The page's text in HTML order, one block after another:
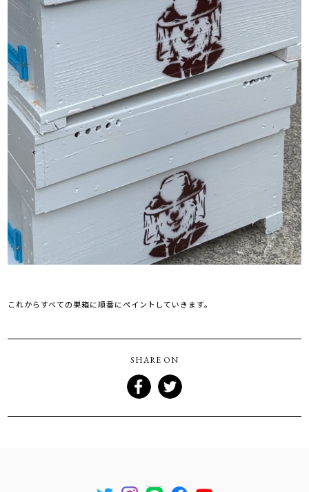
これからすべての巣箱に順番にペイントしていきます。
SHARE ON